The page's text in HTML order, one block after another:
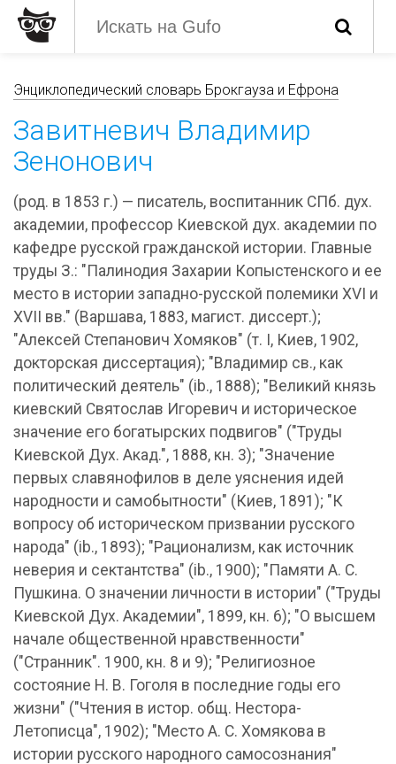
Энциклопедический словарь Брокгауза и Ефрона
Завитневич Владимир
Зенонович
(род. в 1853 г.) — писатель, воспитанник СПб. дух.
академии, профессор Киевской дух. академии по
кафедре русской гражданской истории. Главные
труды З.: "Палинодия Захарии Копыстенского и ее
место в истории западно-русской полемики XVI и
XVII вв." (Варшава, 1883, магист. диссерт.);
"Алексей Степанович Хомяков" (т. I, Киев, 1902,
докторская диссертация); "Владимир св., как
политический деятель" (ib., 1888); "Великий князь
киевский Святослав Игоревич и историческое
значение его богатырских подвигов" ("Труды
Киевской Дух. Акад.", 1888, кн. 3); "Значение
первых славянофилов в деле уяснения идей
народности и самобытности" (Киев, 1891); "К
вопросу об историческом призвании русского
народа" (ib., 1893); "Рационализм, как источник
неверия и сектантства" (ib., 1900); "Памяти А. С.
Пушкина. О значении личности в истории" ("Труды
Киевской Дух. Академии", 1899, кн. 6); "О высшем
начале общественной нравственности"
("Странник". 1900, кн. 8 и 9); "Религиозное
состояние Н. В. Гоголя в последние годы его
жизни" ("Чтения в истор. общ. Нестора-
Летописца", 1902); "Место А. С. Хомякова в
истории русского народного самосознания"